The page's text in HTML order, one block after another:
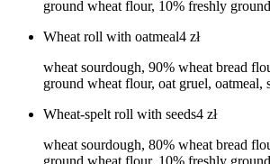
ground wheat flour, 10% freshly
Wheat roll with oatmeal4 zł
wheat sourdough, 90% wheat bread
ground wheat flour, oat gruel, oatmeal,
Wheat-spelt roll with seeds4 zł
wheat sourdough, 80% wheat bread
ground wheat flour, 10% freshly